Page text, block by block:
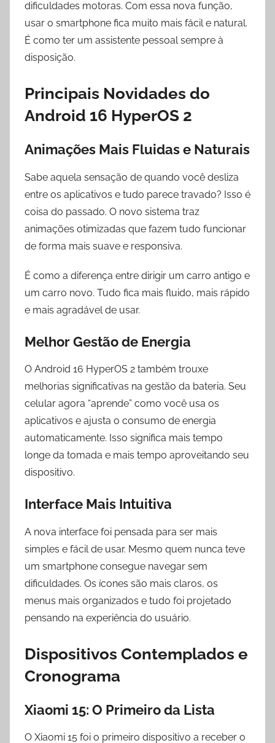
dificuldades motoras. Com essa nova função,
usar o smartphone fica muito mais fácil e natural.
É como ter um assistente pessoal sempre à
disposição.
Principais Novidades do
Android 16 HyperOS 2
Animações Mais Fluidas e Naturais
Sabe aquela sensação de quando você desliza
entre os aplicativos e tudo parece travado? Isso é
coisa do passado. O novo sistema traz
animações otimizadas que fazem tudo funcionar
de forma mais suave e responsiva.
É como a diferença entre dirigir um carro antigo e
um carro novo. Tudo fica mais fluido, mais rápido
e mais agradável de usar.
Melhor Gestão de Energia
O Android 16 HyperOS 2 também trouxe
melhorias significativas na gestão da bateria. Seu
celular agora “aprende” como você usa os
aplicativos e ajusta o consumo de energia
automaticamente. Isso significa mais tempo
longe da tomada e mais tempo aproveitando seu
dispositivo.
Interface Mais Intuitiva
A nova interface foi pensada para ser mais
simples e fácil de usar. Mesmo quem nunca teve
um smartphone consegue navegar sem
dificuldades. Os ícones são mais claros, os
menus mais organizados e tudo foi projetado
pensando na experiência do usuário.
Dispositivos Contemplados e
Cronograma
Xiaomi 15: O Primeiro da Lista
O Xiaomi 15 foi o primeiro dispositivo a receber o